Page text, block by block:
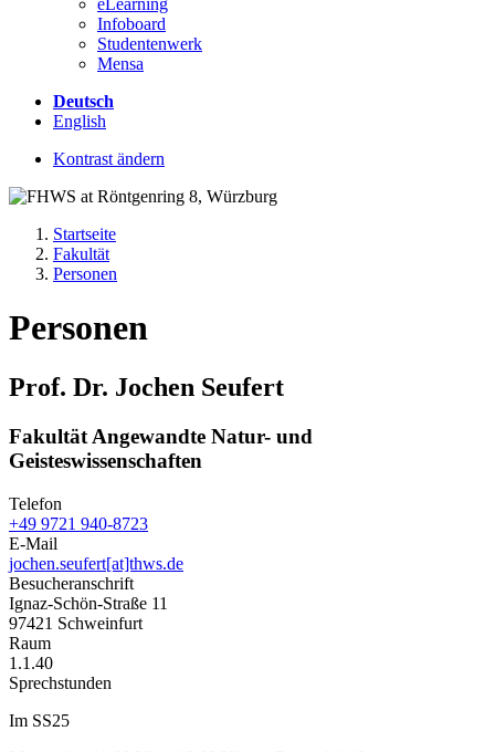
eLearning
Infoboard
Studentenwerk
Mensa
Deutsch
English
Kontrast ändern
Startseite
Fakultät
Personen
Personen
Prof. Dr. Jochen Seufert
Fakultät Angewandte Natur- und
Geisteswissenschaften
Telefon
+49 9721 940-8723
E-Mail
jochen.seufert[at]thws.de
Besucheranschrift
Ignaz-Schön-Straße 11
97421 Schweinfurt
Raum
1.1.40
Sprechstunden
Im SS25